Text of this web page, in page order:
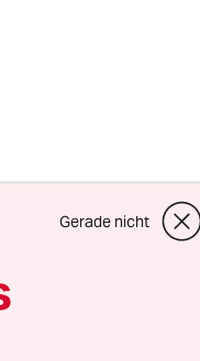
Gerade nicht